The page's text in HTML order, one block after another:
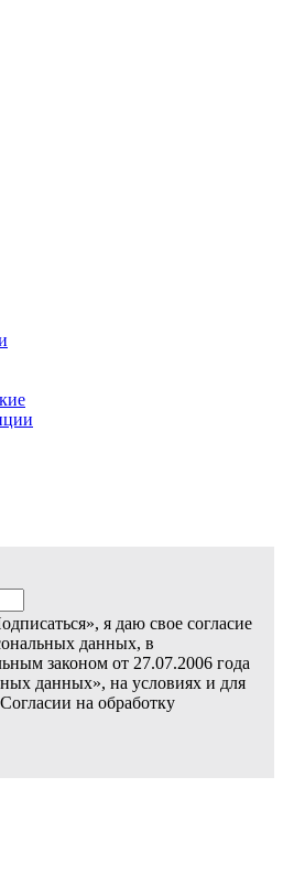
я даю свое согласие
данных, в
законом от 27.07.2006 года
данных», на условиях и для
на обработку